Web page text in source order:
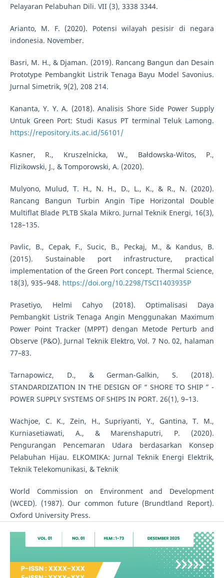
Pelayaran Pelabuhan Dili. VII (3), 3338 3344.
Arianto, M. F. (2020). Potensi wilayah pesisir di negara
indonesia. November.
Basri, M. H., & Djaman. (2019). Rancang Bangun dan Desain
Prototype Pembangkit Listrik Tenaga Bayu Model Savonius.
Jurnal Simetrik, 9(2), 208 214.
Kananta, Y. Y. A. (2018). Analisis Shore Side Power Supply
Untuk Green Port: Studi Kasus PT terminal Teluk Lamong.
https://repository.its.ac.id/56101/
Kasner, R., Kruszelnicka, W., Bałdowska-Witos, P.,
Flizikowski, J., & Tomporowski, A. (2020).
Mulyono, Mulud, T. H., N. H., D., L., K., & R., N. (2020).
Rancang Bangun Turbin Angin Tipe Horizontal Double
Multiflat Blade PLTB Skala Mikro. Jurnal Teknik Energi, 16(3),
128–135.
Pavlic, B., Cepak, F., Sucic, B., Peckaj, M., & Kandus, B.
(2015). Sustainable port infrastructure, practical
implementation of the Green Port concept. Thermal Science,
18(3), 935–948. https://doi.org/10.2298/TSCI1403935P
Prasetiyo, Helmi Cahyo (2018). Optimalisasi Daya
Pembangkit Listrik Tenaga Angin Menggunakan Maximum
Power Point Tracker (MPPT) dengan Metode Perturb and
Observe (P&O). Jurnal Teknik Elektro, Vol. 7 No. 02, halaman
77–83.
Tarnapowicz, D., & German-Galkin, S. (2018).
STANDARDIZATION IN THE DESIGN OF “ SHORE TO SHIP ” -
POWER SUPPLY SYSTEMS OF SHIPS IN PORT. 26(1), 9–13.
Wachjoe, C. K., Zein, H., Supriyanti, Y., Gantina, T. M.,
Kurniasetiawati, A., & Marenshaputri, P. (2020).
Pengurangan Pencemaran Udara berdasarkan Konsep
Pelabuhan Hijau. ELKOMIKA: Jurnal Teknik Energi Elektrik,
Teknik Telekomunikasi, & Teknik
World Commission on Environment and Development
(WCED). (1987). Our common future (Brundtland Report).
Oxford University Press.